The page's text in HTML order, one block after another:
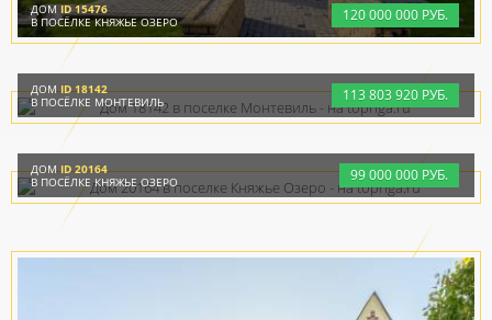
120000000 РУБ.
ДОМID 15476
В ПОСЁЛКЕ КНЯЖЬЕ ОЗЕРО
113 803 920 РУБ.
ДОМID 18142
В ПОСЁЛКЕ МОНТЕВИЛЬ
99000000 РУБ.
ДОМID 20164
В ПОСЁЛКЕ КНЯЖЬЕ ОЗЕРО